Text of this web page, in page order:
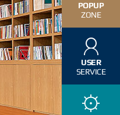
POPUP
ZONE
USER
SERVICE